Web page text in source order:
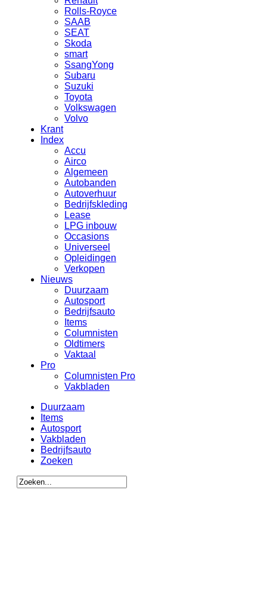
Rolls-Royce
SAAB
SEAT
Skoda
smart
SsangYong
Subaru
Suzuki
Toyota
Volkswagen
Volvo
Krant
Index
Accu
Airco
Algemeen
Autobanden
Autoverhuur
Bedrijfskleding
Lease
LPG inbouw
Occasions
Universeel
Opleidingen
Verkopen
Nieuws
Duurzaam
Autosport
Bedrijfsauto
Items
Columnisten
Oldtimers
Vaktaal
Pro
Columnisten Pro
Vakbladen
Duurzaam
Items
Autosport
Vakbladen
Bedrijfsauto
Zoeken